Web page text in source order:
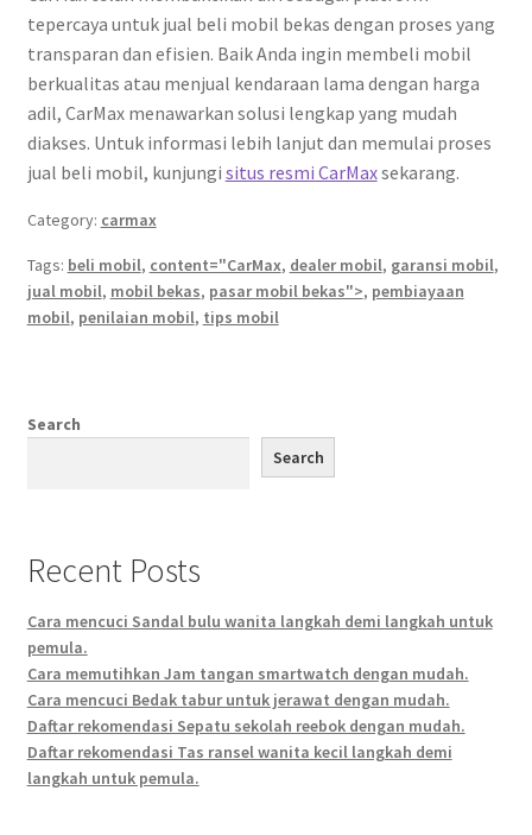
tepercaya untuk jual beli mobil bekas dengan proses yang
transparan dan efisien. Baik Anda ingin membeli mobil
berkualitas atau menjual kendaraan lama dengan harga
adil, CarMax menawarkan solusi lengkap yang mudah
diakses. Untuk informasi lebih lanjut dan memulai proses
jual beli mobil, kunjungi situs resmi CarMaxsekarang.
Category: carmax
Tags: beli mobil, content="CarMax, dealer mobil, garansi mobil,
jual mobil, mobil bekas, pasar mobil bekas">, pembiayaan
mobil, penilaian mobil, tips mobil
Search
Search
Recent Posts
Cara mencuci Sandal bulu wanita langkah demi langkah untuk
pemula.
Cara memutihkan Jam tangan smartwatch dengan mudah.
Cara mencuci Bedak tabur untuk jerawat dengan mudah.
Daftar rekomendasi Sepatu sekolah reebok dengan mudah.
Daftar rekomendasi Tas ransel wanita kecil langkah demi
langkah untuk pemula.